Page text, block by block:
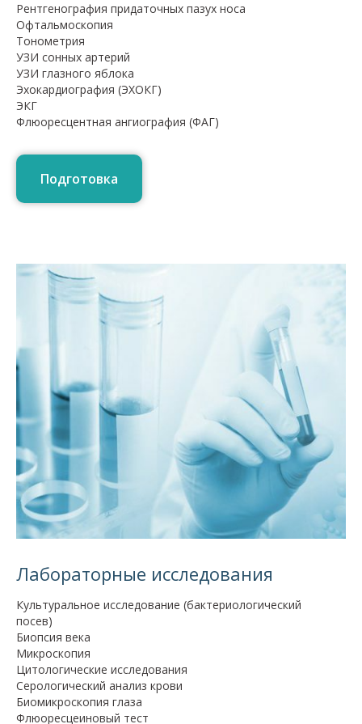
Рентгенография придаточных пазух носа
Офтальмоскопия
Тонометрия
УЗИ сонных артерий
УЗИ глазного яблока
Эхокардиография (ЭХОКГ)
ЭКГ
Флюоресцентная ангиография (ФАГ)
Подготовка
Лабораторные исследования
Культуральное исследование (бактериологический
посев)
Биопсия века
Микроскопия
Цитологические исследования
Серологический анализ крови
Биомикроскопия глаза
Флюоресцеиновый тест